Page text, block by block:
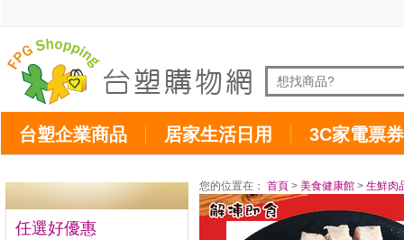
台塑企業商品 居家生活日用 3C家電票券
任選好優惠
您的位置在： 首頁 > 美食健康館 > 生鮮肉